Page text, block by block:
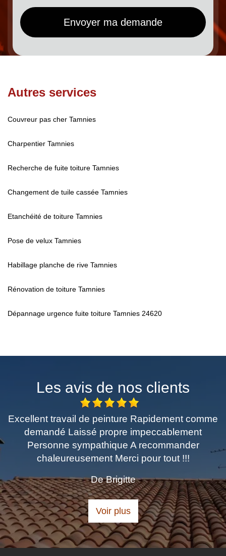
Autres services
Couvreur pas cher Tamnies
Charpentier Tamnies
Recherche de fuite toiture Tamnies
Changement de tuile cassée Tamnies
Etanchéité de toiture Tamnies
Pose de velux Tamnies
Habillage planche de rive Tamnies
Rénovation de toiture Tamnies
Dépannage urgence fuite toiture Tamnies 24620
Les avis de nos clients
Excellent travail de peinture Rapidement comme
demandé Laissé propre impeccablement
Personne sympathique A recommander
chaleureusement Merci pour tout !!!
De Brigitte
Voir plus